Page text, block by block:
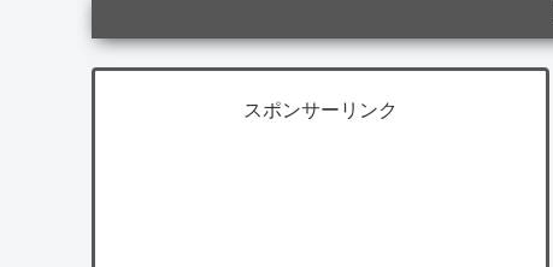
スポンサーリンク